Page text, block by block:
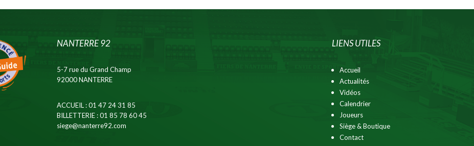
NANTERRE 92
5-7 rue du Grand Champ
92000 NANTERRE
ACCUEIL : 01 47 24 31 85
BILLETTERIE : 01 85 78 60 45
siege@nanterre92.com
LIENS UTILES
Accueil
Actualités
Vidéos
Calendrier
Joueurs
Siège & Boutique
Contact